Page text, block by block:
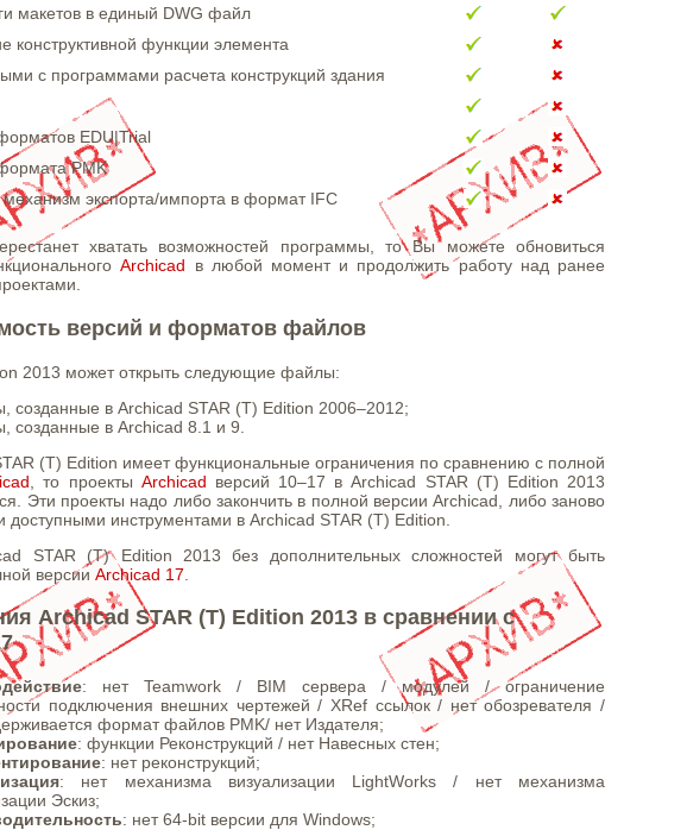
макетов в единый DWG файл
конструктивной функции элемента
с программами расчета конструкций здания
EDU|Trial
PMK
экспорта/импорта в формат IFC
хватать возможностей программы, то Вы можете обновиться
Archicad в любой момент и продолжить работу над ранее
версий и форматов файлов
2013 может открыть следующие файлы:
созданные в Archicad STAR (T) Edition 2006–2012;
созданные в Archicad 8.1 и 9.
(T) Edition имеет функциональные ограничения по сравнению с полной
, то проекты Archicad версий 10–17 в Archicad STAR (T) Edition 2013
Эти проекты надо либо закончить в полной версии Archicad, либо заново
доступными инструментами в Archicad STAR (T) Edition.
STAR (T) Edition 2013 без дополнительных сложностей могут быть
версии Archicad 17
Archicad STAR (T) Edition 2013 в сравнении с
: нет Teamwork / BIM сервера / модулей / ограничение
подключения внешних чертежей / XRef ссылок / нет обозревателя /
формат файлов PMK/ нет Издателя;
: функции Реконструкций / нет Навесных стен;
: нет реконструкций;
: нет механизма визуализации LightWorks / нет механизма
Эскиз;
: нет 64-bit версии для Windows;